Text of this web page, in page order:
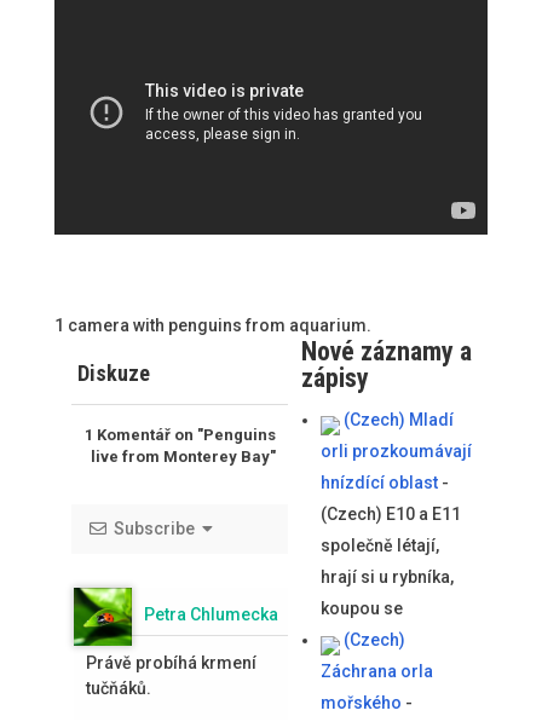
1 camera with penguins from aquarium.
Nové záznamy a
zápisy
(Czech) Mladí
orli prozkoumávají
hnízdící oblast -
(Czech) E10 a E11
společně létají,
hrají si u rybníka,
koupou se
(Czech)
Záchrana orla
mořského -
Diskuze
1 Komentář on "Penguins
live from Monterey Bay"
Subscribe
Petra Chlumecka
Právě probíhá krmení
tučňáků.